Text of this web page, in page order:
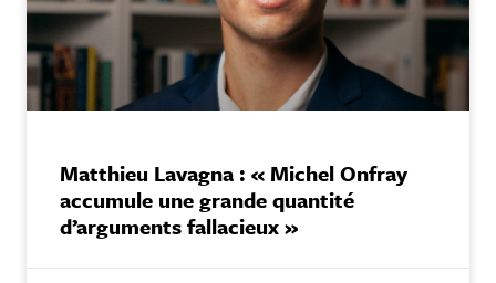
Matthieu Lavagna : « Michel Onfray
accumule une grande quantité
d’arguments fallacieux »